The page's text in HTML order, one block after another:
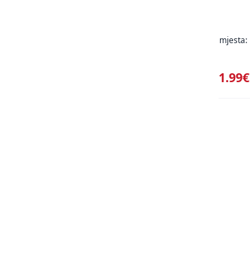
mjesta:
1.99€